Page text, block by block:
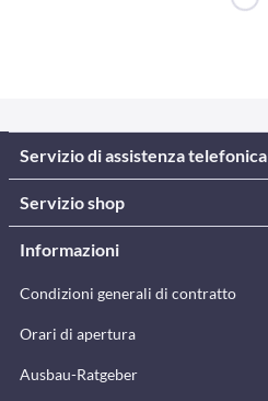
Servizio di assistenza telefonica
Servizio shop
Informazioni
Condizioni generali di contratto
Orari di apertura
Ausbau-Ratgeber